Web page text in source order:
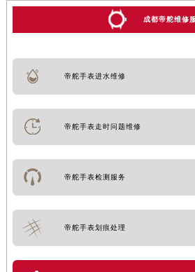
成都帝舵维修
帝舵手表进水维修
帝舵手表走时问题维修
帝舵手表检测服务
帝舵手表划痕处理